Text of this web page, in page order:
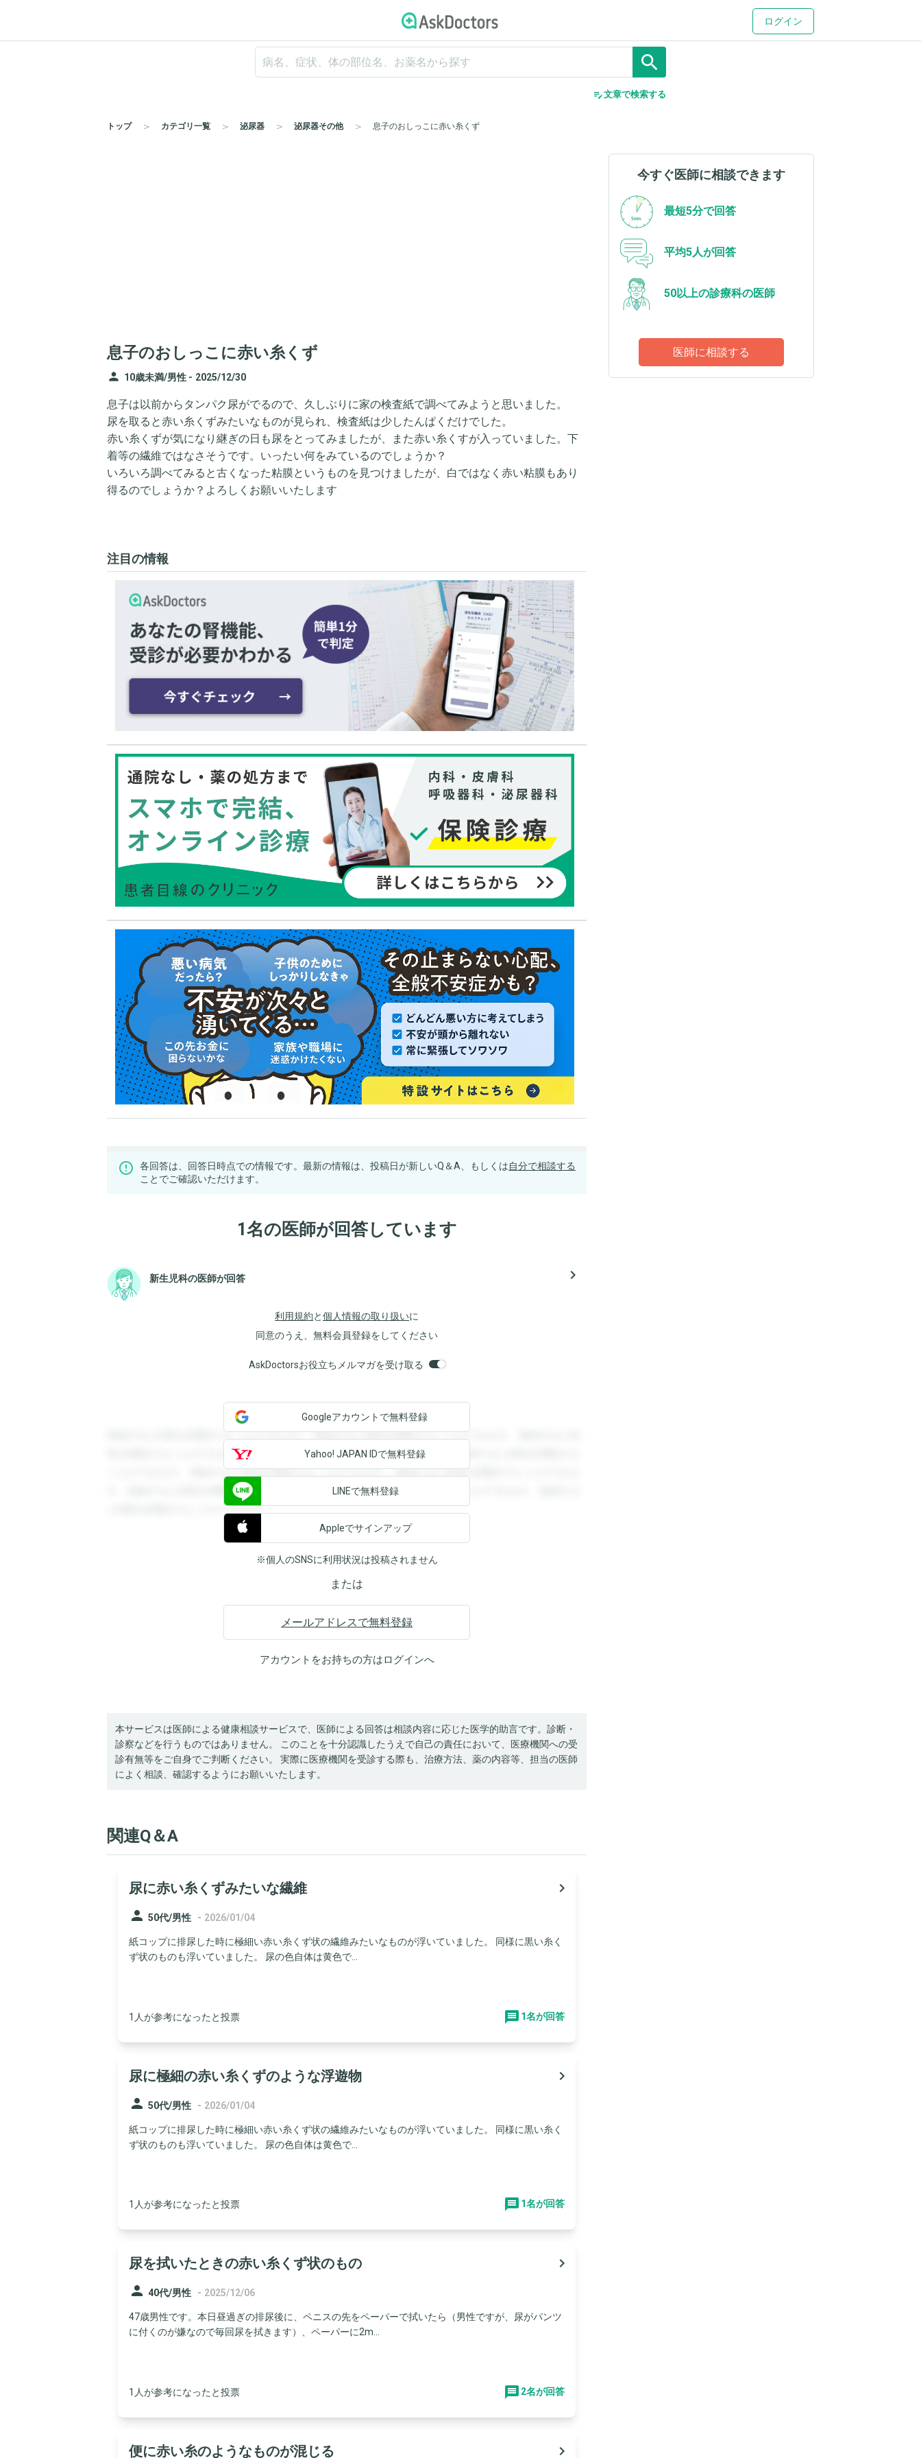
ログイン
search
edit_note文章で検索する
トップ カテゴリ一覧 泌尿器 泌尿器その他 息子のおしっこに赤い糸くず
息子のおしっこに赤い糸くず
person 10歳未満/男性 - 2025/12/30
息子は以前からタンパク尿がでるので、久しぶりに家の検査紙で調べてみようと思いました。
尿を取ると赤い糸くずみたいなものが見られ、検査紙は少したんぱくだけでした。
赤い糸くずが気になり継ぎの日も尿をとってみましたが、また赤い糸くすが入っていました。下
着等の繊維ではなさそうです。いったい何をみているのでしょうか？
いろいろ調べてみると古くなった粘膜というものを見つけましたが、白ではなく赤い粘膜もあり
得るのでしょうか？よろしくお願いいたします
注目の情報
各回答は、回答日時点での情報です。最新の情報は、投稿日が新しいQ＆A、もしくは自分で相談する
ことでご確認いただけます。
1名の医師が回答しています
新生児科の医師が回答 navigate_next
利用規約と個人情報の取り扱いに
同意のうえ、無料会員登録をしてください
AskDoctorsお役立ちメルマガを受け取る
登録すると回答を閲覧することができます。登録すると回答を閲覧することができます。登録すると回
答を閲覧することができます。登録すると回答を閲覧することができます。登録すると回答を閲覧する
ことができます。登録すると回答を閲覧することができます。登録すると回答を閲覧することができま
す。登録すると回答を閲覧することができます。登録すると回答を閲覧することができます。登録する
と回答を閲覧することができます。
Googleアカウントで無料登録
Yahoo! JAPAN IDで無料登録
LINEで無料登録
Appleでサインアップ
※個人のSNSに利用状況は投稿されません
または
メールアドレスで無料登録
アカウントをお持ちの方はログインへ
本サービスは医師による健康相談サービスで、医師による回答は相談内容に応じた医学的助言です。診断・
診察などを行うものではありません。 このことを十分認識したうえで自己の責任において、医療機関への受
診有無等をご自身でご判断ください。 実際に医療機関を受診する際も、治療方法、薬の内容等、担当の医師
によく相談、確認するようにお願いいたします。
関連Q＆A
尿に赤い糸くずみたいな繊維
navigate_next
person 50代/男性 - 2026/01/04
紙コップに排尿した時に極細い赤い糸くず状の繊維みたいなものが浮いていました。 同様に黒い糸く
ず状のものも浮いていました。 尿の色自体は黄色で...
1人が参考になったと投票 1名が回答
尿に極細の赤い糸くずのような浮遊物
navigate_next
person 50代/男性 - 2026/01/04
紙コップに排尿した時に極細い赤い糸くず状の繊維みたいなものが浮いていました。 同様に黒い糸く
ず状のものも浮いていました。 尿の色自体は黄色で...
1人が参考になったと投票 1名が回答
尿を拭いたときの赤い糸くず状のもの
navigate_next
person 40代/男性 - 2025/12/06
47歳男性です。本日昼過ぎの排尿後に、ペニスの先をペーパーで拭いたら（男性ですが、尿がパンツ
に付くのが嫌なので毎回尿を拭きます）、ペーパーに2m...
1人が参考になったと投票 2名が回答
便に赤い糸のようなものが混じる navigate_next
今すぐ医師に相談できます
最短5分で回答
平均5人が回答
50以上の診療科の医師
医師に相談する